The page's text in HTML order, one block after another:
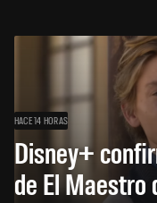
HACE 14 HORAS
Disney+
de El Maestro